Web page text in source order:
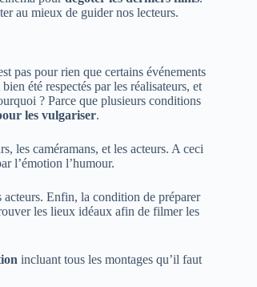
au mieux de guider nos lecteurs.
pas pour rien que certains événements
été respectés par les réalisateurs, et
? Parce que plusieurs conditions
les vulgariser.
les caméramans, et les acteurs. A ceci
l’émotion l’humour.
Enfin, la condition de préparer
les lieux idéaux afin de filmer les
incluant tous les montages qu’il faut